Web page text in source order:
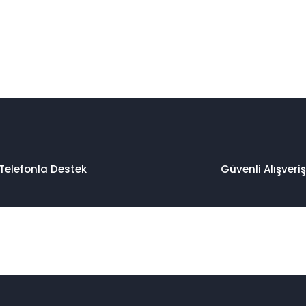
Telefonla Destek Güvenli Alışveriş